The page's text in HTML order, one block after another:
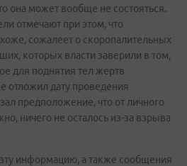
она может вообще не состояться.
отмечают при этом, что
сожалеет о скоропалительных
которых власти заверили в том,
для поднятия тел жертв
отложил дату проведения
предположение, что от личного
ничего не осталось из-за взрыва
информацию, а также сообщения